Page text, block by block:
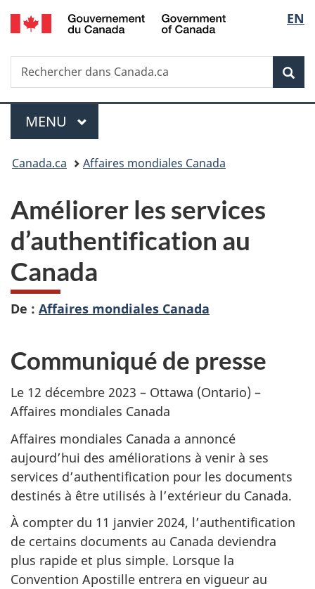
Passer
au
principal
Passer
à
Au
du
Passer
à
version
simplifiée
de
la
EN
Recherche
Rechercher
dans
Menu
MENU PRINCIPAL
Vous
ici :
Canada.ca Affaires mondiales Canada
Améliorer les services
d’authentification au
Canada
De : Affaires mondiales Canada
Communiqué de presse
Le 12 décembre 2023 – Ottawa (Ontario) –
Affaires mondiales Canada
Affaires mondiales Canada a annoncé
aujourd’hui des améliorations à venir à ses
services d’authentification pour les documents
destinés à être utilisés à l’extérieur du Canada.
À compter du 11 janvier 2024, l’authentification
de certains documents au Canada deviendra
plus rapide et plus simple. Lorsque la
Convention Apostille entrera en vigueur au